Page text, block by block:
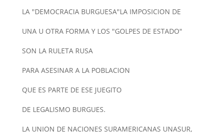
LA "DEMOCRACIA BURGUESA"LA IMPOSICION DE
UNA U OTRA FORMA Y LOS "GOLPES DE ESTADO"
SON LA RULETA RUSA
PARA ASESINAR A LA POBLACION
QUE ES PARTE DE ESE JUEGITO
DE LEGALISMO BURGUES.
LA UNION DE NACIONES SURAMERICANAS UNASUR,